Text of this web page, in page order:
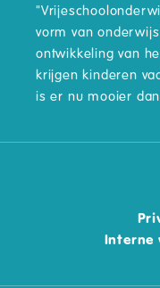
vorm van
ontwikkeling van
krijgen kinderen
is er nu mooier
Interne